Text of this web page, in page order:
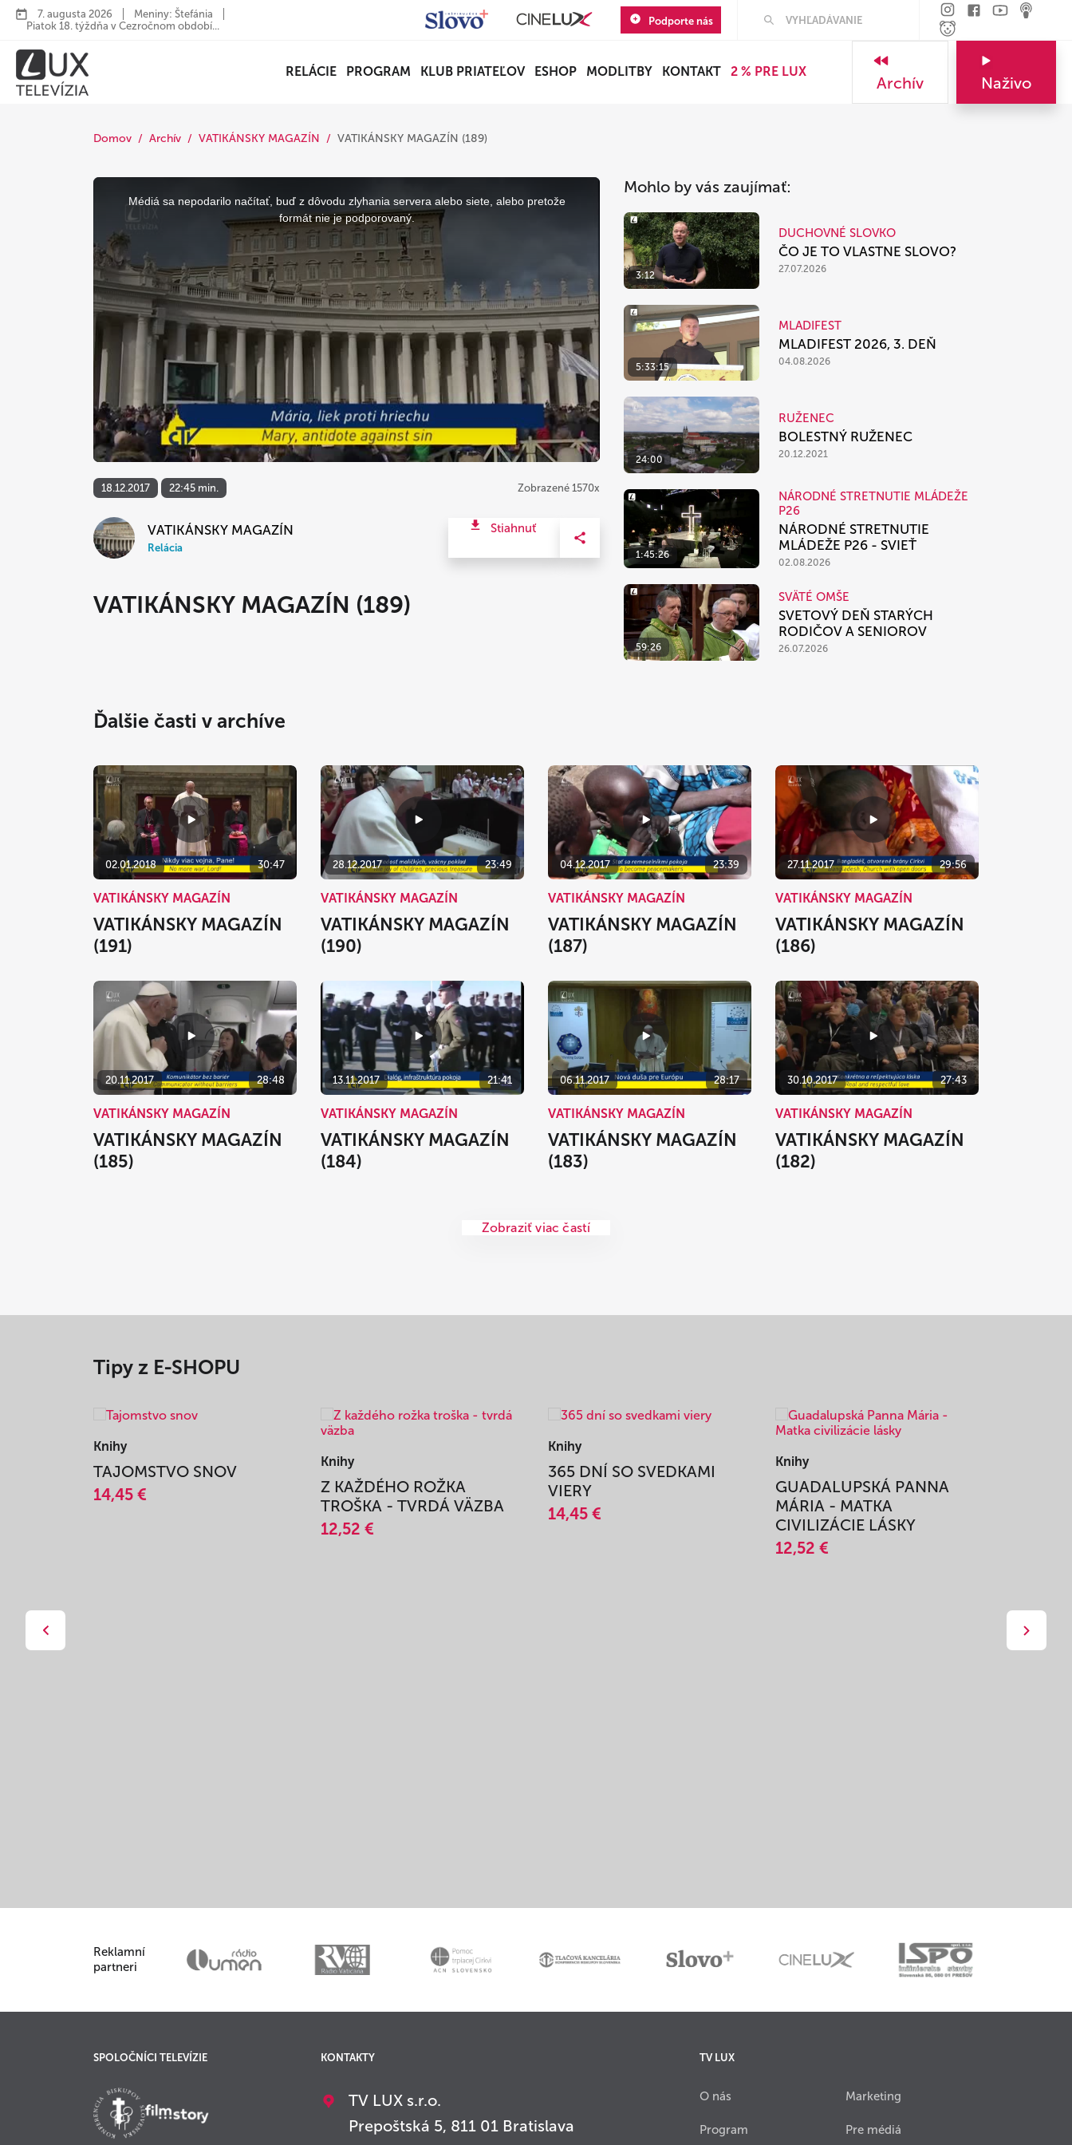
7. augusta 2026
Meniny: Štefánia
Piatok 18. týždňa v Cezročnom období...
Podporte nás
RELÁCIE PROGRAM KLUB PRIATEĽOV ESHOP MODLITBY KONTAKT 2 % PRE LUX
Archív Naživo
Domov Archív VATIKÁNSKY MAGAZÍN VATIKÁNSKY MAGAZÍN (189)
This
Médiá sa nepodarilo načítať, buď z dôvodu zlyhania servera alebo siete, alebo pretože
formát nie je podporovaný.
18.12.2017 22:45 min. Zobrazené 1570x
VATIKÁNSKY MAGAZÍN
Relácia
Stiahnuť
VATIKÁNSKY MAGAZÍN (189)
Mohlo by vás zaujímať:
3:12
DUCHOVNÉ SLOVKO
ČO JE TO VLASTNE SLOVO?
27.07.2026
5:33:15
MLADIFEST
MLADIFEST 2026, 3. DEŇ
04.08.2026
24:00
RUŽENEC
BOLESTNÝ RUŽENEC
20.12.2021
1:45:26
NÁRODNÉ STRETNUTIE MLÁDEŽE
P26
NÁRODNÉ STRETNUTIE
MLÁDEŽE P26 - SVIEŤ
02.08.2026
59:26
SVÄTÉ OMŠE
SVETOVÝ DEŇ STARÝCH
RODIČOV A SENIOROV
26.07.2026
Ďalšie časti v archíve
02.01.2018 30:47
VATIKÁNSKY MAGAZÍN
VATIKÁNSKY MAGAZÍN
(191)
28.12.2017 23:49
VATIKÁNSKY MAGAZÍN
VATIKÁNSKY MAGAZÍN
(190)
04.12.2017 23:39
VATIKÁNSKY MAGAZÍN
VATIKÁNSKY MAGAZÍN
(187)
27.11.2017 29:56
VATIKÁNSKY MAGAZÍN
VATIKÁNSKY MAGAZÍN
(186)
20.11.2017 28:48
VATIKÁNSKY MAGAZÍN
VATIKÁNSKY MAGAZÍN
(185)
13.11.2017 21:41
VATIKÁNSKY MAGAZÍN
VATIKÁNSKY MAGAZÍN
(184)
06.11.2017 28:17
VATIKÁNSKY MAGAZÍN
VATIKÁNSKY MAGAZÍN
(183)
30.10.2017 27:43
VATIKÁNSKY MAGAZÍN
VATIKÁNSKY MAGAZÍN
(182)
Zobraziť viac častí
Tipy z E-SHOPU
Knihy
TAJOMSTVO SNOV
14,45 €
Knihy
Z KAŽDÉHO ROŽKA
TROŠKA - TVRDÁ VÄZBA
12,52 €
Knihy
365 DNÍ SO SVEDKAMI
VIERY
14,45 €
Knihy
GUADALUPSKÁ PANNA
MÁRIA - MATKA
CIVILIZÁCIE LÁSKY
12,52 €
Reklamní
partneri
SPOLOČNÍCI TELEVÍZIE KONTAKTY
TV LUX s.r.o.
Prepoštská 5, 811 01 Bratislava
TV LUX
O nás
Program
Marketing
Pre médiá